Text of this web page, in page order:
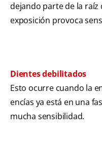
dejando parte de la raíz
exposición provoca
Dientes debilitados
Esto ocurre cuando la
encías ya está en una
mucha sensibilidad.